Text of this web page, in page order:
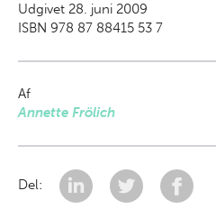
Udgivet 28. juni 2009
ISBN 978 87 88415 53 7
Af
Annette Frölich
Del: